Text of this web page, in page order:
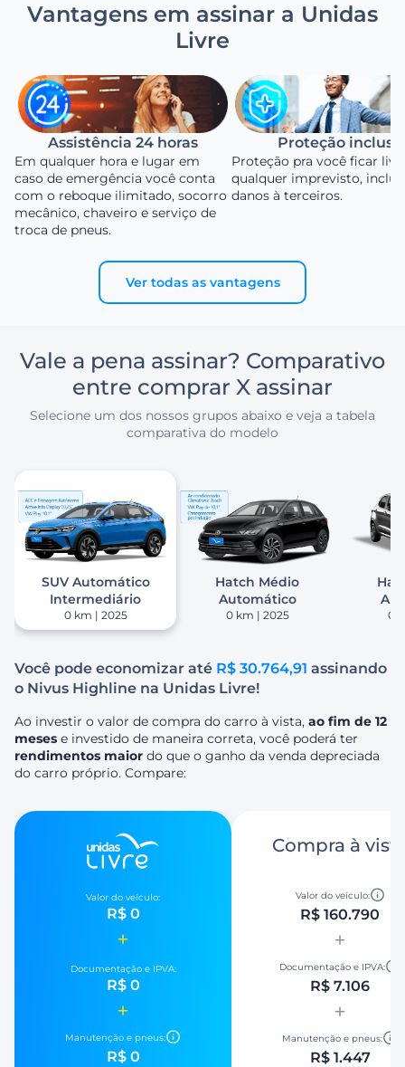
Vantagens em assinar a Unidas
Livre
Assistência 24 horas
Em qualquer hora e lugar em
caso de emergência você conta
com o reboque ilimitado, socorro
mecânico, chaveiro e serviço de
troca de pneus.
Proteção inclusa
Proteção pra você ficar
qualquer imprevisto,
danos à terceiros.
Ver todas as vantagens
Vale a pena assinar? Comparativo
entre comprar X assinar
Selecione um dos nossos grupos abaixo e veja a tabela
comparativa do modelo
SUV Automático
Intermediário
0 km | 2025
Hatch Médio
Automático
0 km | 2025 0
Você pode economizar até R$ 30.764,91 assinando
o Nivus Highline na Unidas Livre!
Ao investir o valor de compra do carro à vista, ao fim de 12
meses e investido de maneira correta, você poderá ter
rendimentos maior do que o ganho da venda depreciada
do carro próprio. Compare:
Valor do veículo:
R$ 0
Documentação e IPVA:
R$ 0
Manutenção e pneus:
R$ 0
Compra à
Valor do veículo:
R$ 160.790
Documentação e IPVA:
R$ 7.106
Manutenção e pneus:
R$ 1.447